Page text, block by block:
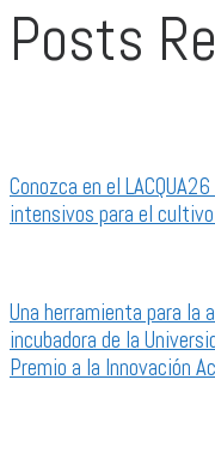
Posts
Conozca en el
intensivos para el
Una herramienta para la
incubadora de la
Premio a la Innovación